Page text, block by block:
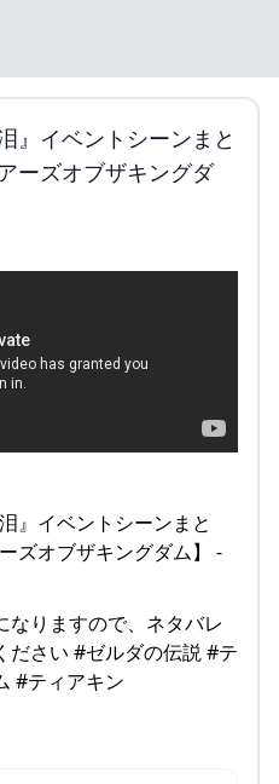
キン
キン 祠
』イベントシーンまと
ーズオブザキングダ
なりますので、ネタバレ
ださい #ゼルダの伝説 #テ
#ティアキン